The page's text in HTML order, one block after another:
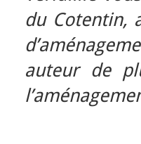
du Cotentin,
auteur de